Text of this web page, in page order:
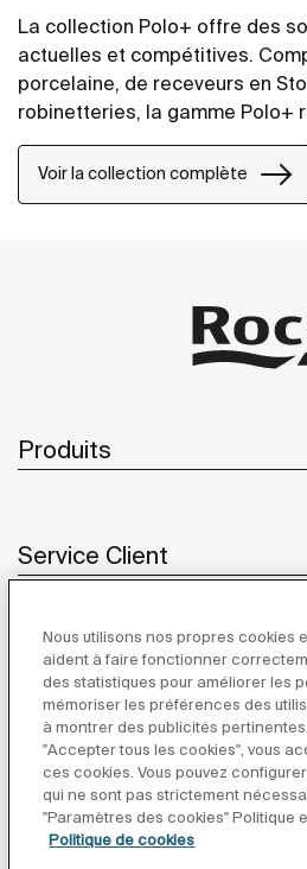
La collection Polo+ offre des
actuelles et compétitives.
porcelaine, de receveurs en
robinetteries, la gamme Polo+
de qualité et de durabilité, sans
moderne “simple” et
Voir la collection complète
Produits
Service Client
À propos de Roca
Inspiration
Suivez-
Nous utilisons nos propres cookies
aident à faire fonctionner
des statistiques pour améliorer les
mémoriser les préférences des
à montrer des publicités
"Accepter tous les cookies", vous
ces cookies. Vous pouvez
qui ne sont pas strictement
"Paramètres des cookies" Politique
Politique de cookies